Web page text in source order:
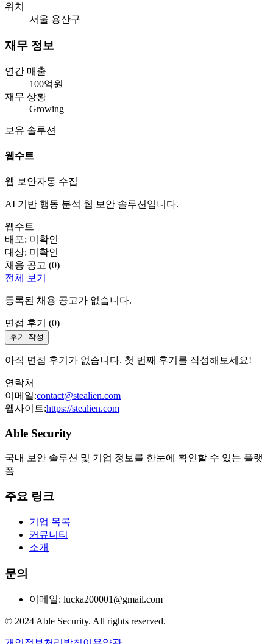
위치
서울 용산구
재무 정보
연간 매출
100억원
재무 상황
Growing
보유 솔루션
웹수트
웹 보안자동 수집
AI 기반 행동 분석 웹 보안 솔루션입니다.
웹수트
배포: 미확인
대상: 미확인
채용 공고 (0)
전체 보기
등록된 채용 공고가 없습니다.
면접 후기 (0)
후기 작성
아직 면접 후기가 없습니다. 첫 번째 후기를 작성해보세요!
연락처
이메일:contact@stealien.com
웹사이트:https://stealien.com
Able Security
국내 보안 솔루션 및 기업 정보를 한눈에 확인할 수 있는 플랫
폼
주요 링크
기업 목록
커뮤니티
소개
문의
이메일: lucka200001@gmail.com
© 2024 Able Security. All rights reserved.